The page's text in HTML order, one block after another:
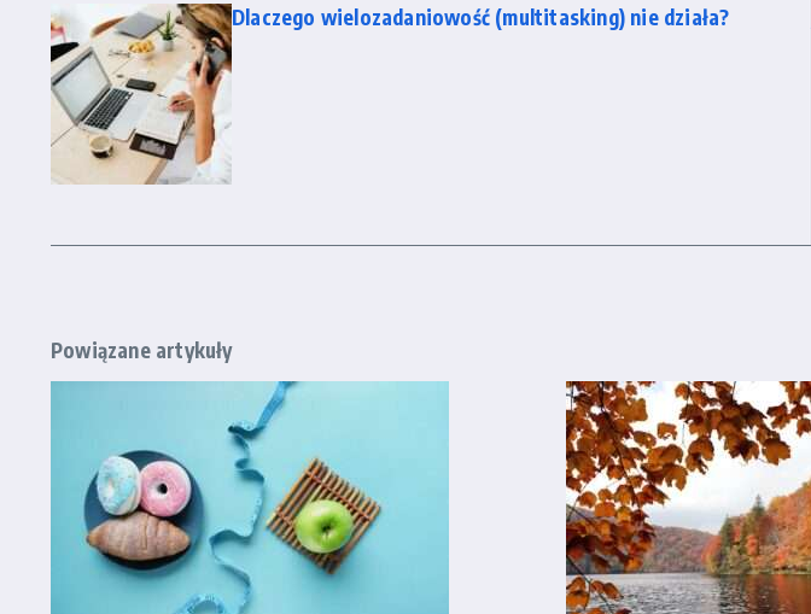
Dlaczego wielozadaniowość (multitasking) nie działa?
Powiązane artykuły